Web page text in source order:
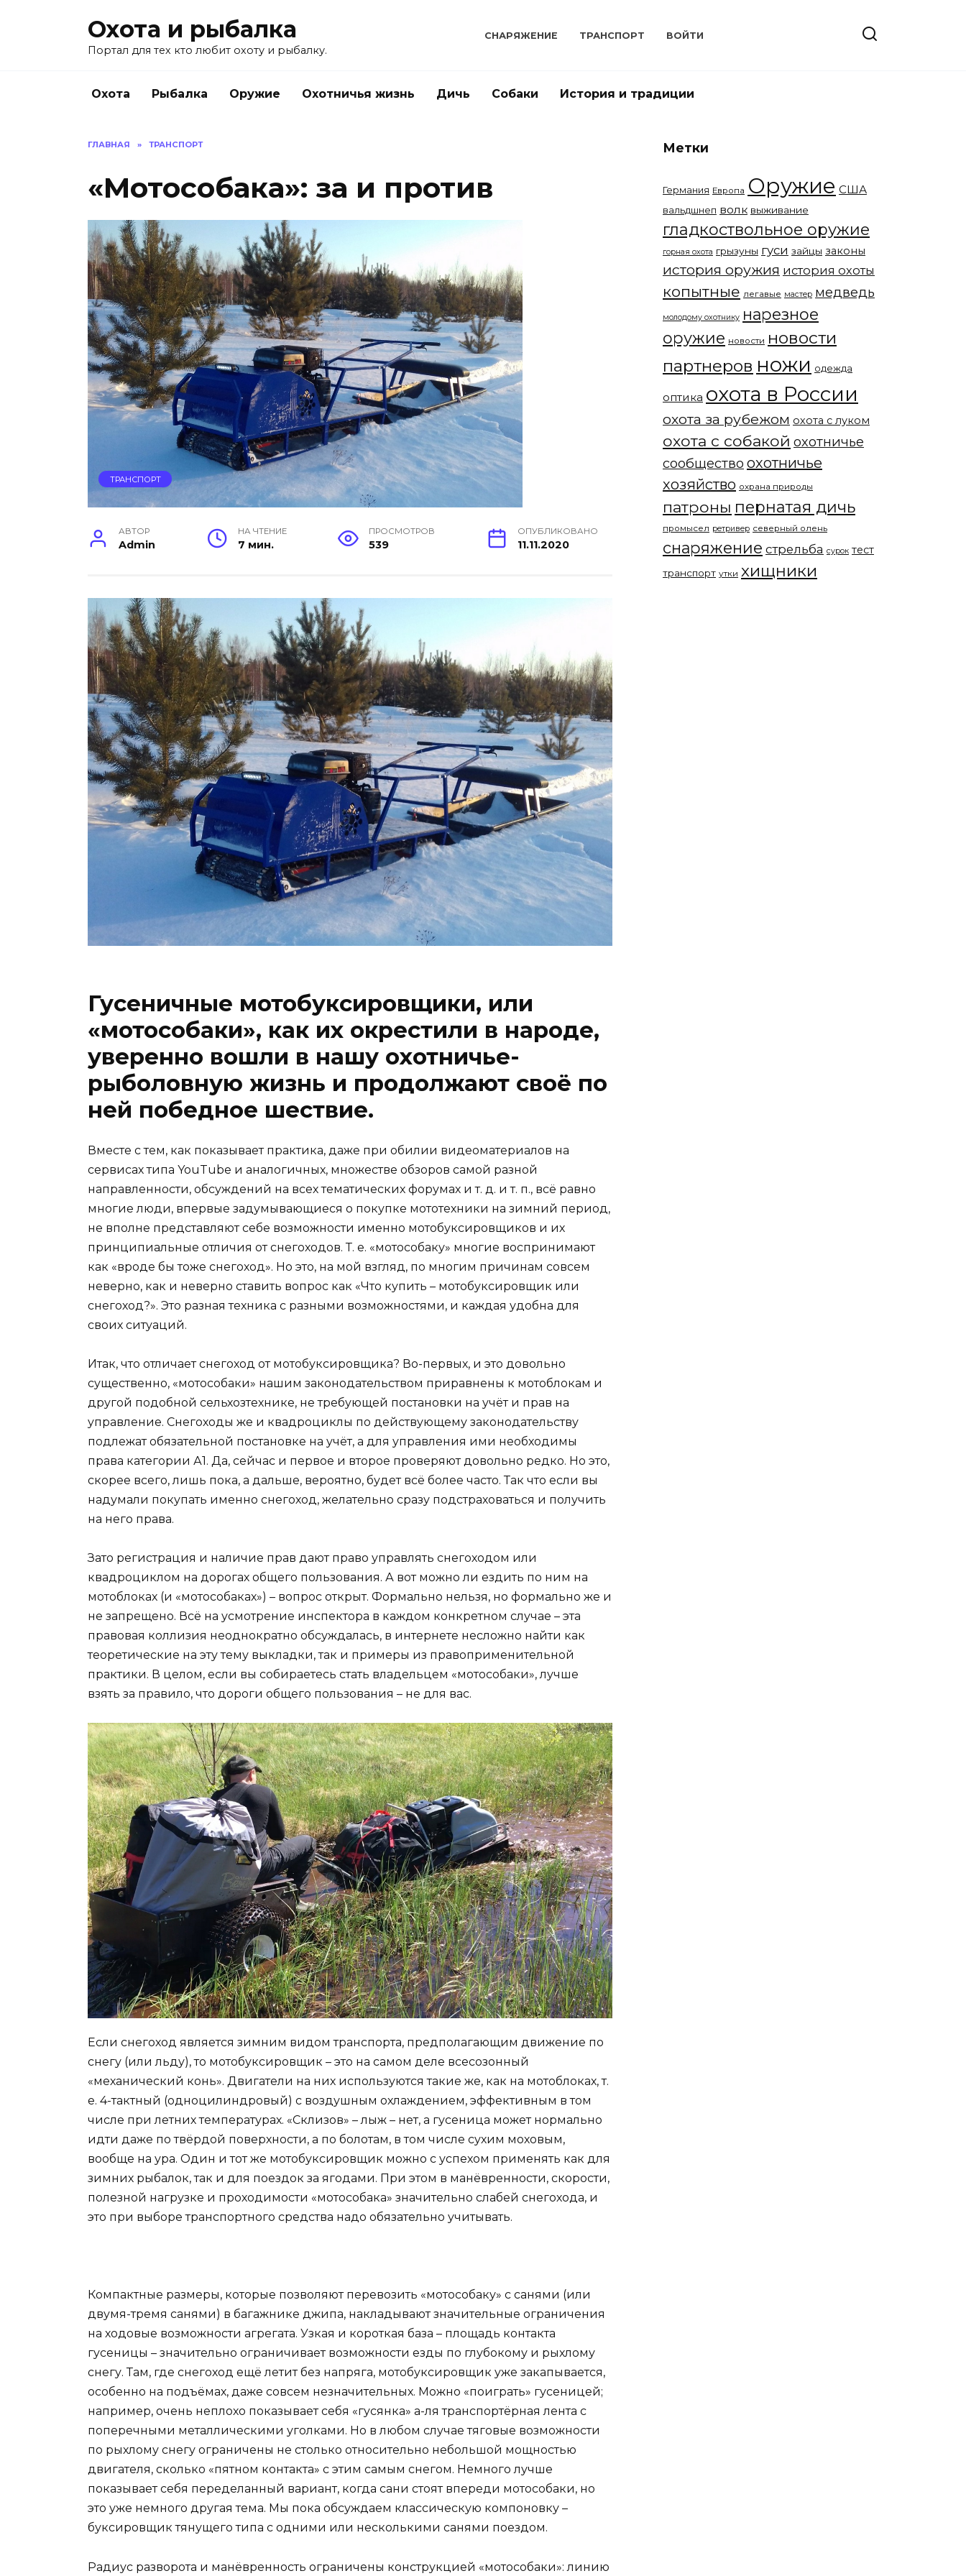
Охота и рыбалка
Портал для тех кто любит охоту и рыбалку.
СНАРЯЖЕНИЕ ТРАНСПОРТ ВОЙТИ
Охота Рыбалка Оружие Охотничья жизнь Дичь Собаки История и традиции
ГЛАВНАЯ » ТРАНСПОРТ
«Мотособака»: за и против
ТРАНСПОРТ
АВТОР
Admin
НА ЧТЕНИЕ
7 мин.
ПРОСМОТРОВ
539
ОПУБЛИКОВАНО
11.11.2020
Гусеничные мотобуксировщики, или
«мотособаки», как их окрестили в народе,
уверенно вошли в нашу охотничье-
рыболовную жизнь и продолжают своё по
ней победное шествие.
Вместе с тем, как показывает практика, даже при обилии видеоматериалов на
сервисах типа YouTube и аналогичных, множестве обзоров самой разной
направленности, обсуждений на всех тематических форумах и т. д. и т. п., всё равно
многие люди, впервые задумывающиеся о покупке мототехники на зимний период,
не вполне представляют себе возможности именно мотобуксировщиков и их
принципиальные отличия от снегоходов. Т. е. «мотособаку» многие воспринимают
как «вроде бы тоже снегоход». Но это, на мой взгляд, по многим причинам совсем
неверно, как и неверно ставить вопрос как «Что купить – мотобуксировщик или
снегоход?». Это разная техника с разными возможностями, и каждая удобна для
своих ситуаций.
Итак, что отличает снегоход от мотобуксировщика? Во-первых, и это довольно
существенно, «мотособаки» нашим законодательством приравнены к мотоблокам и
другой подобной сельхозтехнике, не требующей постановки на учёт и прав на
управление. Снегоходы же и квадроциклы по действующему законодательству
подлежат обязательной постановке на учёт, а для управления ими необходимы
права категории А1. Да, сейчас и первое и второе проверяют довольно редко. Но это,
скорее всего, лишь пока, а дальше, вероятно, будет всё более часто. Так что если вы
надумали покупать именно снегоход, желательно сразу подстраховаться и получить
на него права.
Зато регистрация и наличие прав дают право управлять снегоходом или
квадроциклом на дорогах общего пользования. А вот можно ли ездить по ним на
мотоблоках (и «мотособаках») – вопрос открыт. Формально нельзя, но формально же и
не запрещено. Всё на усмотрение инспектора в каждом конкретном случае – эта
правовая коллизия неоднократно обсуждалась, в интернете несложно найти как
теоретические на эту тему выкладки, так и примеры из правоприменительной
практики. В целом, если вы собираетесь стать владельцем «мотособаки», лучше
взять за правило, что дороги общего пользования – не для вас.
Если снегоход является зимним видом транспорта, предполагающим движение по
снегу (или льду), то мотобуксировщик – это на самом деле всесозонный
«механический конь». Двигатели на них используются такие же, как на мотоблоках, т.
е. 4-тактный (одноцилиндровый) с воздушным охлаждением, эффективным в том
числе при летних температурах. «Склизов» – лыж – нет, а гусеница может нормально
идти даже по твёрдой поверхности, а по болотам, в том числе сухим моховым,
вообще на ура. Один и тот же мотобуксировщик можно с успехом применять как для
зимних рыбалок, так и для поездок за ягодами. При этом в манёвренности, скорости,
полезной нагрузке и проходимости «мотособака» значительно слабей снегохода, и
это при выборе транспортного средства надо обязательно учитывать.
Компактные размеры, которые позволяют перевозить «мотособаку» с санями (или
двумя-тремя санями) в багажнике джипа, накладывают значительные ограничения
на ходовые возможности агрегата. Узкая и короткая база – площадь контакта
гусеницы – значительно ограничивает возможности езды по глубокому и рыхлому
снегу. Там, где снегоход ещё летит без напряга, мотобуксировщик уже закапывается,
особенно на подъёмах, даже совсем незначительных. Можно «поиграть» гусеницей;
например, очень неплохо показывает себя «гусянка» а-ля транспортёрная лента с
поперечными металлическими уголками. Но в любом случае тяговые возможности
по рыхлому снегу ограничены не столько относительно небольшой мощностью
двигателя, сколько «пятном контакта» с этим самым снегом. Немного лучше
показывает себя переделанный вариант, когда сани стоят впереди мотособаки, но
это уже немного другая тема. Мы пока обсуждаем классическую компоновку –
буксировщик тянущего типа с одними или несколькими санями поездом.
Радиус разворота и манёвренность ограничены конструкцией «мотособаки»: линию
Метки
Германия Европа Оружие США
вальдшнеп волк выживание
гладкоствольное оружие
горная охота грызуны гуси зайцы законы
история оружия история охоты
копытные легавые мастер медведь
молодому охотнику нарезное
оружие новости новости
партнеров ножи одежда
оптика охота в России
охота за рубежом охота с луком
охота с собакой охотничье
сообщество охотничье
хозяйство охрана природы
патроны пернатая дичь
промысел ретривер северный олень
снаряжение стрельба сурок тест
транспорт утки хищники